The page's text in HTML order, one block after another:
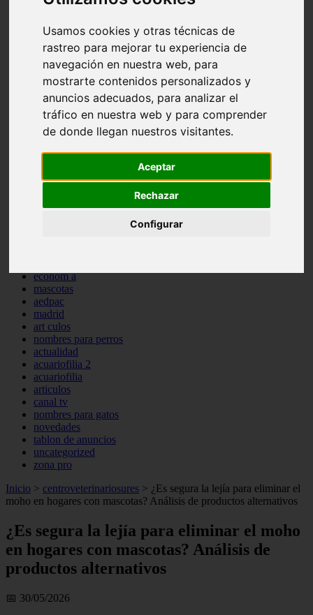
Usamos cookies y otras técnicas de
rastreo para mejorar tu experiencia de
navegación en nuestra web, para
mostrarte contenidos personalizados y
anuncios adecuados, para analizar el
tráfico en nuestra web y para comprender
de donde llegan nuestros visitantes.
Aceptar
Rechazar
Configurar
protagonistas
reptiles
abandono
adopci n
higiene
snacks
acuario
iberzoo propet
comercios
estanques
conejos
econom a
mascotas
aedpac
madrid
art culos
nombres para perros
actualidad
acuariofilia 2
acuariofilia
articulos
canal tv
nombres para gatos
novedades
tablon de anuncios
uncategorized
zona pro
Inicio > centroveterinariosures > ¿Es segura la lejía para eliminar el
moho en hogares con mascotas? Análisis de productos alternativos
¿Es segura la lejía para eliminar el moho
en hogares con mascotas? Análisis de
productos alternativos
📅 30/05/2026